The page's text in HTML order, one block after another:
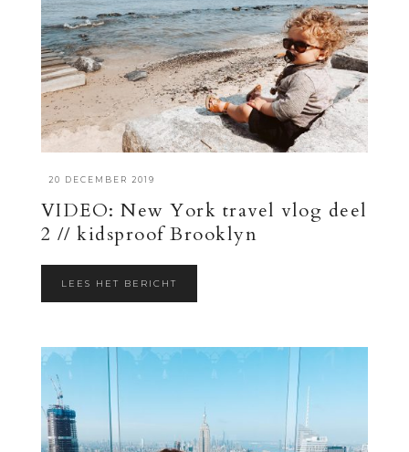
20 DECEMBER 2019
VIDEO: New York travel vlog deel
2 // kidsproof Brooklyn
LEES HET BERICHT